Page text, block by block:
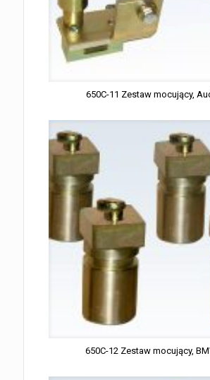
650C-11 Zestaw mocujący,
650C-12 Zestaw mocujący,